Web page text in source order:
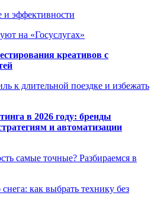
и эффективности
на «Госуслугах»
креативов с
к длительной поездке и избежать
в 2026 году: бренды
и автоматизации
самые точные? Разбираемся в
как выбрать технику без